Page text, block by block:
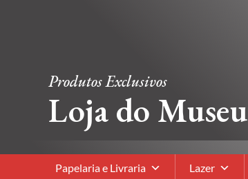
Produtos Exclusivos
Loja do Museu
Papelaria e Livraria Lazer